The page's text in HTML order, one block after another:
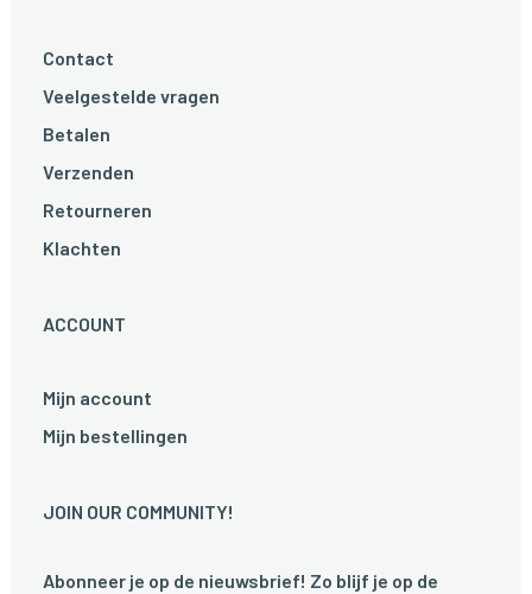
Contact
Veelgestelde vragen
Betalen
Verzenden
Retourneren
Klachten
ACCOUNT
Mijn account
Mijn bestellingen
JOIN OUR COMMUNITY!
Abonneer je op de nieuwsbrief! Zo blijf je op de